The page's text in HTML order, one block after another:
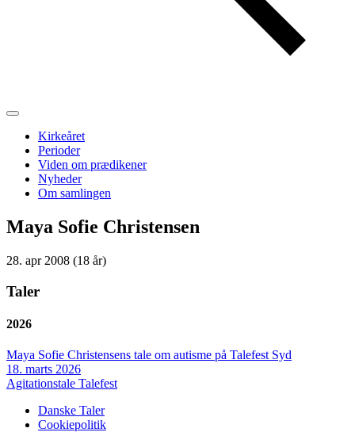
Kirkeåret
Perioder
Viden om prædikener
Nyheder
Om samlingen
Maya Sofie Christensen
28. apr 2008 (18 år)
Taler
2026
Maya Sofie Christensens tale om autisme på Talefest Syd
18. marts 2026
Agitationstale Talefest
Danske Taler
Cookiepolitik